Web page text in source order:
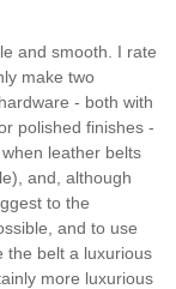
and smooth. I rate
make two
- both with
polished finishes -
leather belts
and, although
to the
and to use
the belt a luxurious
more luxurious